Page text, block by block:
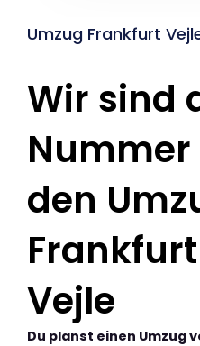
Umzug Frankfurt
Wir sind
den
Vejle
Du planst einen Umzug